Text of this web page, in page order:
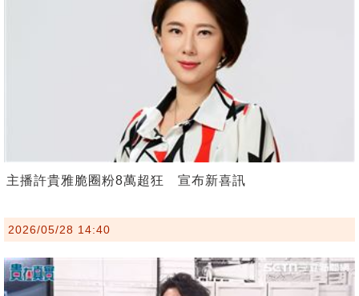
主播許貴雅脆圈粉8萬超狂 宣布新喜訊
2026/05/28 14:40